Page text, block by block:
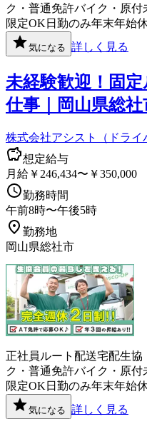
ク・普通免許バイク・原付
限定OK 日勤のみ年末年始
気になる 詳しく見る
未経験歓迎！固
仕事｜岡山県総社
株式会社アシスト（ドライ
想定給与
月給￥246,434〜￥350,000
勤務時間
午前8時〜午後5時
勤務地
岡山県総社市
正社員 ルート配送宅配生協
ク・普通免許バイク・原付
限定OK 日勤のみ年末年始
気になる 詳しく見る